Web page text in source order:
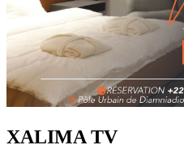
XALIMA TV